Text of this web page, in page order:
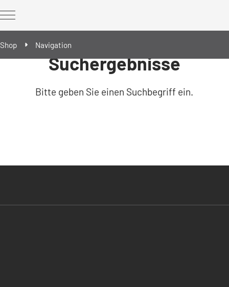
Shop Navigation
REWORK Geräte
REWORK Ergänzungsbausteine
Suchergebnisse
Bitte geben Sie einen Suchbegriff ein.